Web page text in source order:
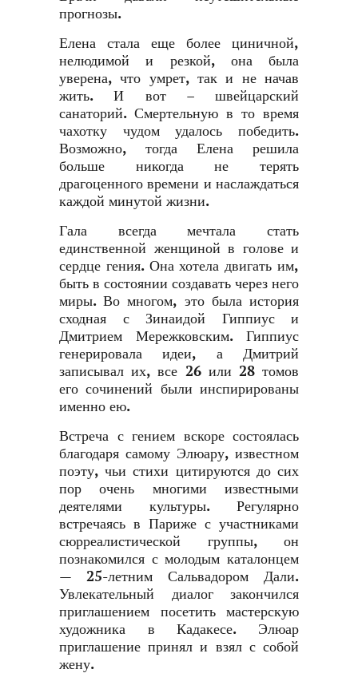
прогнозы.
Елена стала еще более циничной,
нелюдимой и резкой, она была
уверена, что умрет, так и не начав
жить. И вот – швейцарский
санаторий. Смертельную в то время
чахотку чудом удалось победить.
Возможно, тогда Елена решила
больше никогда не терять
драгоценного времени и наслаждаться
каждой минутой жизни.
Гала всегда мечтала стать
единственной женщиной в голове и
сердце гения. Она хотела двигать им,
быть в состоянии создавать через него
миры. Во многом, это была история
сходная с Зинаидой Гиппиус и
Дмитрием Мережковским. Гиппиус
генерировала идеи, а Дмитрий
записывал их, все 26 или 28 томов
его сочинений были инспирированы
именно ею.
Встреча с гением вскоре состоялась
благодаря самому Элюару, известном
поэту, чьи стихи цитируются до сих
пор очень многими известными
деятелями культуры. Регулярно
встречаясь в Париже с участниками
сюрреалистической группы, он
познакомился с молодым каталонцем
— 25-летним Сальвадором Дали.
Увлекательный диалог закончился
приглашением посетить мастерскую
художника в Кадакесе. Элюар
приглашение принял и взял с собой
жену.